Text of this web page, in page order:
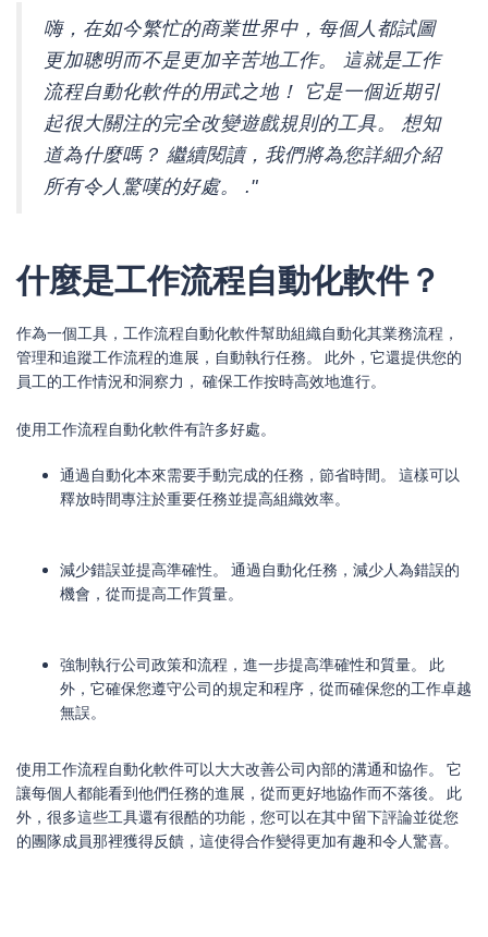
嗨，在如今繁忙的商業世界中，每個人都試圖
更加聰明而不是更加辛苦地工作。 這就是工作
流程自動化軟件的用武之地！ 它是一個近期引
起很大關注的完全改變遊戲規則的工具。 想知
道為什麼嗎？ 繼續閱讀，我們將為您詳細介紹
所有令人驚嘆的好處。 ."
什麼是工作流程自動化軟件？
作為一個工具，工作流程自動化軟件幫助組織自動化其業務流程，
管理和追蹤工作流程的進展，自動執行任務。 此外，它還提供您的
員工的工作情況和洞察力， 確保工作按時高效地進行。
使用工作流程自動化軟件有許多好處。
通過自動化本來需要手動完成的任務，節省時間。 這樣可以
釋放時間專注於重要任務並提高組織效率。
減少錯誤並提高準確性。 通過自動化任務，減少人為錯誤的
機會，從而提高工作質量。
強制執行公司政策和流程，進一步提高準確性和質量。 此
外，它確保您遵守公司的規定和程序，從而確保您的工作卓越
無誤。
使用工作流程自動化軟件可以大大改善公司內部的溝通和協作。 它
讓每個人都能看到他們任務的進展，從而更好地協作而不落後。 此
外，很多這些工具還有很酷的功能，您可以在其中留下評論並從您
的團隊成員那裡獲得反饋，這使得合作變得更加有趣和令人驚喜。